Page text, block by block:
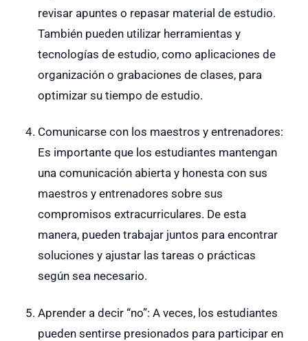
revisar apuntes o repasar material de estudio.
También pueden utilizar herramientas y
tecnologías de estudio, como aplicaciones de
organización o grabaciones de clases, para
optimizar su tiempo de estudio.
Comunicarse con los maestros y entrenadores:
Es importante que los estudiantes mantengan
una comunicación abierta y honesta con sus
maestros y entrenadores sobre sus
compromisos extracurriculares. De esta
manera, pueden trabajar juntos para encontrar
soluciones y ajustar las tareas o prácticas
según sea necesario.
Aprender a decir “no”: A veces, los estudiantes
pueden sentirse presionados para participar en